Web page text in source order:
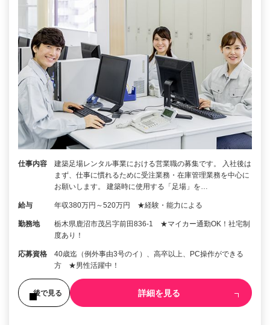
仕事内容
建築足場レンタル事業における営業職の募集です。 入社後は
まず、仕事に慣れるために受注業務・在庫管理業務を中心に
お願いします。 建築時に使用する「足場」を…
給与 年収380万円～520万円 ★経験・能力による
勤務地
栃木県鹿沼市茂呂字前田836-1 ★マイカー通勤OK！社宅制
度あり！
応募資格
40歳迄（例外事由3号のイ）、高卒以上、PC操作ができる
方 ★男性活躍中！
後で見る 詳細を見る